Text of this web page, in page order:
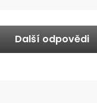
Další odpovědi